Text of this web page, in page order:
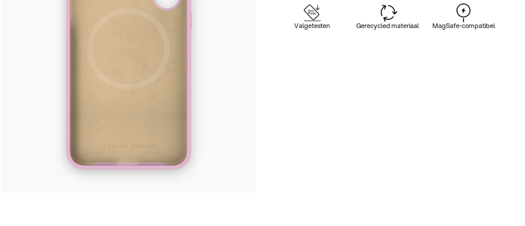
Valgetesten Gerecycled materiaal MagSafe-compatibel